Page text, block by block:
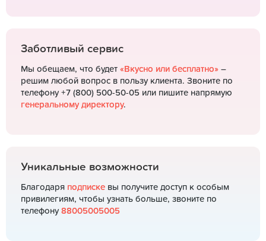
Заботливый сервис
Мы обещаем, что будет «Вкусно или бесплатно» –
решим любой вопрос в пользу клиента. Звоните по
телефону +7 (800) 500-50-05 или пишите напрямую
генеральному директору.
Уникальные возможности
Благодаря подписке вы получите доступ к особым
привилегиям, чтобы узнать больше, звоните по
телефону 88005005005